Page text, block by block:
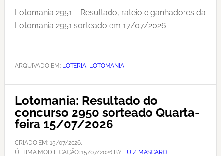
Lotomania 2951 – Resultado, rateio e ganhadores da
Lotomania 2951 sorteado em 17/07/2026.
ARQUIVADO EM: LOTERIA, LOTOMANIA
Lotomania: Resultado do
concurso 2950 sorteado Quarta-
feira 15/07/2026
CRIADO EM: 15/07/2026,
ÚLTIMA MODIFICAÇÃO: 15/07/2026BY LUIZ MASCARO